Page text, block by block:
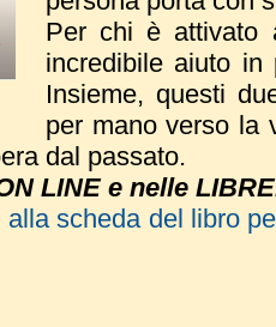
Per chi è attivato
incredibile aiuto in
Insieme, questi
per mano verso la
dal passato.
LINE e nelle
scheda del libro